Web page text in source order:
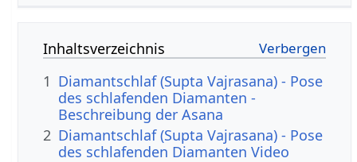
Inhaltsverzeichnis
1 Diamantschlaf (Supta Vajrasana) - Pose
des schlafenden Diamanten -
Beschreibung der Asana
2 Diamantschlaf (Supta Vajrasana) - Pose
des schlafenden Diamanten Video